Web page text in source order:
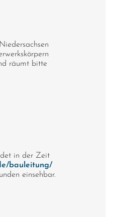
räumt bitte
in der Zeit
bauleitung/
einsehbar.